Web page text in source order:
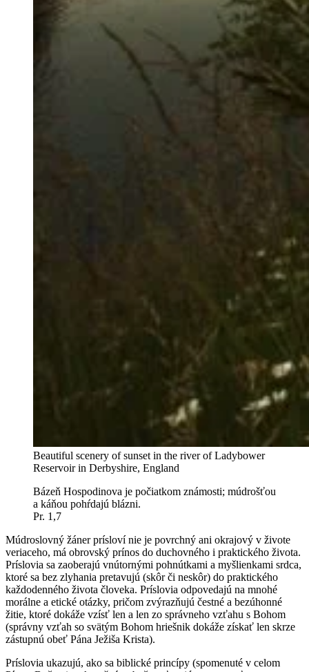
Beautiful scenery of sunset in the river of Ladybower
Reservoir in Derbyshire, England
Bázeň Hospodinova je počiatkom známosti; múdrošťou
a káňou pohŕdajú blázni.
Pr. 1,7
Múdroslovný žáner prísloví nie je povrchný ani okrajový v živote
veriaceho, má obrovský prínos do duchovného i praktického života.
Príslovia sa zaoberajú vnútornými pohnútkami a myšlienkami srdca,
ktoré sa bez zlyhania pretavujú (skôr či neskôr) do praktického
každodenného života človeka. Príslovia odpovedajú na mnohé
morálne a etické otázky, pričom zvýrazňujú čestné a bezúhonné
žitie, ktoré dokáže vzísť len a len zo správneho vzťahu s Bohom
(správny vzťah so svätým Bohom hriešnik dokáže získať len skrze
zástupnú obeť Pána Ježiša Krista).
Príslovia ukazujú, ako sa biblické princípy (spomenuté v celom